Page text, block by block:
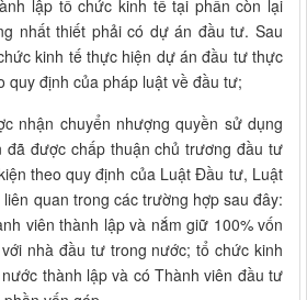
lập tổ chức kinh tế tại phần còn lại
nhất thiết phải có dự án đầu tư. Sau
kinh tế thực hiện dự án đầu tư thực
quy định của pháp luật về đầu tư;
nhận chuyển nhượng quyền sử dụng
được chấp thuận chủ trương đầu tư
theo quy định của Luật Đầu tư, Luật
quan trong các trường hợp sau đây:
viên thành lập và nắm giữ 100% vốn
nhà đầu tư trong nước; tổ chức kinh
thành lập và có Thành viên đầu tư